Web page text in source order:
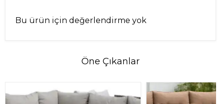
Bu ürün için değerlendirme yok
Öne Çıkanlar